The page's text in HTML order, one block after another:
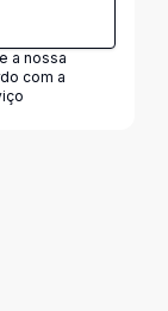
a nossa
com a